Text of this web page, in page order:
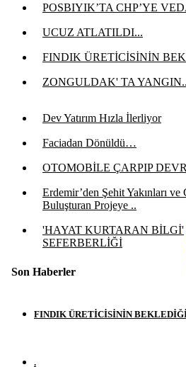
POSBIYIK’TA CHP’YE
UCUZ ATLATILDI...
FINDIK ÜRETİCİSİNİN
ZONGULDAK' TA
Dev Yatırım Hızla İlerliyor
Faciadan Dönüldü…
OTOMOBİLE ÇARPIP
Erdemir’den Şehit Yakınları ve
Buluşturan Projeye ..
'HAYAT KURTARAN BİLGİ'
SEFERBERLİĞİ
Son Haberler
FINDIK ÜRETİCİSİNİN
.